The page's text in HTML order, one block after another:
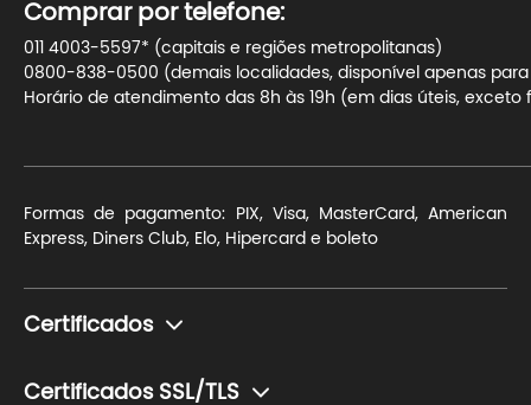
Comprar por telefone:
011 4003-5597* (capitais e regiões metropolitanas)
0800-838-0500 (demais localidades, disponível apenas
Horário de atendimento das 8h às 19h (em dias úteis, exceto
Formas de pagamento: PIX, Visa, MasterCard, American
Express, Diners Club, Elo, Hipercard e boleto
Certificados
Certificados SSL/TLS